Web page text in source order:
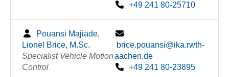
+49 241 80-25710
Pouansi Majiade,
Lionel Brice, M.Sc.
Specialist Vehicle Motion
Control
brice.pouansi@ika.rwth-
aachen.de
+49 241 80-23895